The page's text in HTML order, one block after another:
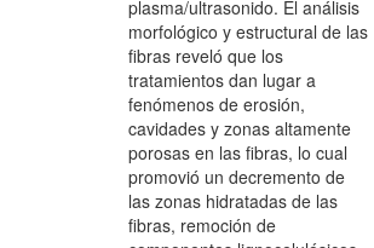
plasma/ultrasonido. El análisis
morfológico y estructural de las
fibras reveló que los
tratamientos dan lugar a
fenómenos de erosión,
cavidades y zonas altamente
porosas en las fibras, lo cual
promovió un decremento de
las zonas hidratadas de las
fibras, remoción de